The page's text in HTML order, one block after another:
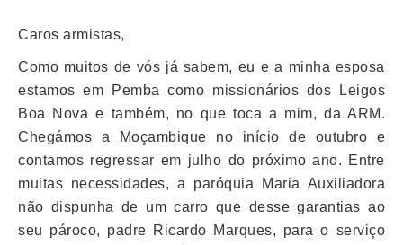
Caros armistas,
Como muitos de vós já sabem, eu e a minha esposa
estamos em Pemba como missionários dos Leigos
Boa Nova e também, no que toca a mim, da ARM.
Chegámos a Moçambique no início de outubro e
contamos regressar em julho do próximo ano. Entre
muitas necessidades, a paróquia Maria Auxiliadora
não dispunha de um carro que desse garantias ao
seu pároco, padre Ricardo Marques, para o serviço